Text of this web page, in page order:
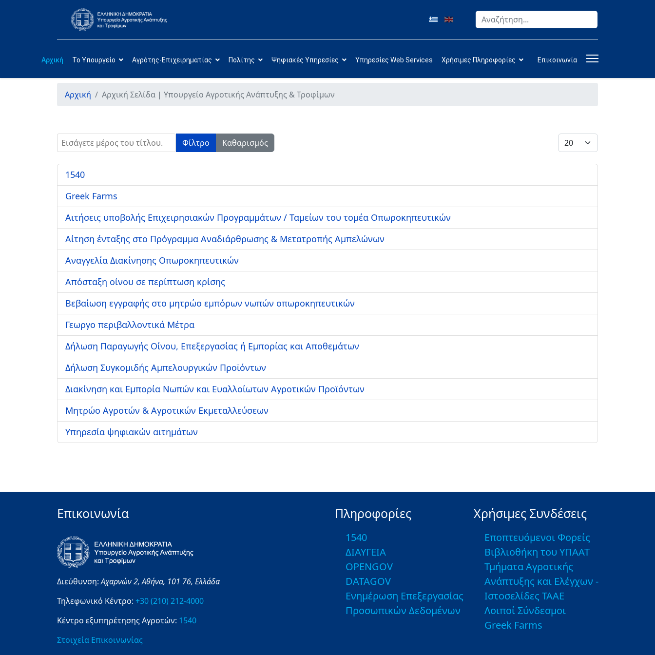
Αναζήτηση
Αρχική Το Υπουργείο Αγρότης-Επιχειρηματίας Πολίτης Ψηφιακές Υπηρεσίες Υπηρεσίες Web Services Χρήσιμες Πληροφορίες Επικοινωνία
Αρχική Αρχική Σελίδα | Υπουργείο Αγροτικής Ανάπτυξης & Τροφίμων
Εισάγετε μέρος του τίτλου. Φίλτρο Καθαρισμός Εμφάνιση #
1540
Greek Farms
Αιτήσεις υποβολής Επιχειρησιακών Προγραμμάτων / Ταμείων του τομέα Οπωροκηπευτικών
Αίτηση ένταξης στο Πρόγραμμα Αναδιάρθρωσης & Μετατροπής Αμπελώνων
Αναγγελία Διακίνησης Οπωροκηπευτικών
Απόσταξη οίνου σε περίπτωση κρίσης
Βεβαίωση εγγραφής στο μητρώο εμπόρων νωπών οπωροκηπευτικών
Γεωργο περιβαλλοντικά Μέτρα
Δήλωση Παραγωγής Οίνου, Επεξεργασίας ή Εμπορίας και Αποθεμάτων
Δήλωση Συγκομιδής Αμπελουργικών Προϊόντων
Διακίνηση και Εμπορία Νωπών και Ευαλλοίωτων Αγροτικών Προϊόντων
Μητρώο Αγροτών & Αγροτικών Εκμεταλλεύσεων
Υπηρεσία ψηφιακών αιτημάτων
Επικοινωνία
Διεύθυνση:Αχαρνών 2,Αθήνα, 101 76, Ελλάδα
Τηλεφωνικό Κέντρο: +30 (210) 212-4000
Κέντρο εξυπηρέτησης Αγροτών: 1540
Στοιχεία Επικοινωνίας
Πληροφορίες
1540
ΔΙΑΥΓΕΙΑ
OPENGOV
DATAGOV
Ενημέρωση Επεξεργασίας
Προσωπικών Δεδομένων
Χρήσιμες Συνδέσεις
Εποπτευόμενοι Φορείς
Βιβλιοθήκη του ΥΠΑΑΤ
Τμήματα Αγροτικής
Ανάπτυξης και Ελέγχων -
Ιστοσελίδες ΤΑΑΕ
Λοιποί Σύνδεσμοι
Greek Farms